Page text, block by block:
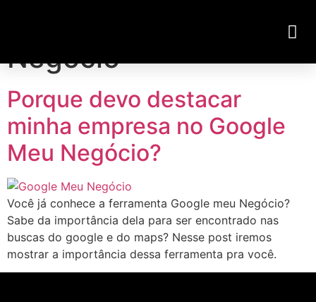
Negócio
Porque devo destacar
minha empresa no Google
Meu Negócio?
Você já conhece a ferramenta Google meu Negócio?
Sabe da importância dela para ser encontrado nas
buscas do google e do maps? Nesse post iremos
mostrar a importância dessa ferramenta pra você.